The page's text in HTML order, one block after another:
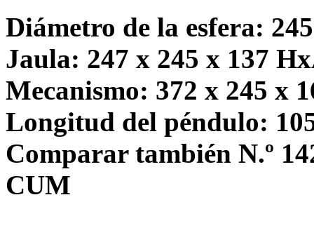
Diámetro de la esfera: 245
Jaula: 247 x 245 x 137
Mecanismo: 372 x 245 x
Longitud del péndulo:
Comparar también N.º
CUM